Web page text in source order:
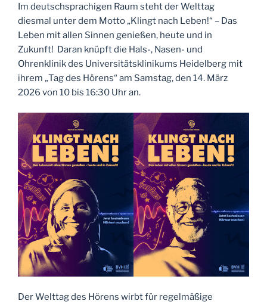
Im deutschsprachigen Raum steht der Welttag
diesmal unter dem Motto „Klingt nach Leben!“ – Das
Leben mit allen Sinnen genießen, heute und in
Zukunft! Daran knüpft die Hals-, Nasen- und
Ohrenklinik des Universitätsklinikums Heidelberg mit
ihrem „Tag des Hörens“ am Samstag, den 14. März
2026 von 10 bis 16:30 Uhr an.
Der Welttag des Hörens wirbt für regelmäßige